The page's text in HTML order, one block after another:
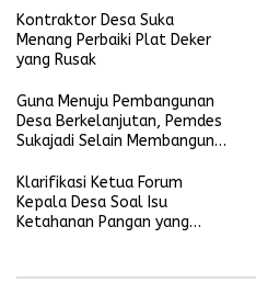
Kontraktor Desa Suka
Menang Perbaiki Plat Deker
yang Rusak
Guna Menuju Pembangunan
Desa Berkelanjutan, Pemdes
Sukajadi Selain Membangun
Menggalakkan Program
Tanam Sayuran
Klarifikasi Ketua Forum
Kepala Desa Soal Isu
Ketahanan Pangan yang